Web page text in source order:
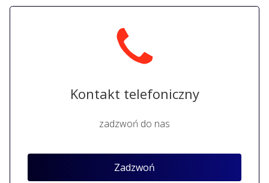
Kontakt telefoniczny
zadzwoń do nas
Zadzwoń